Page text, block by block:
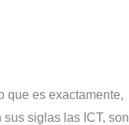
que es exactamente,
siglas las ICT, son